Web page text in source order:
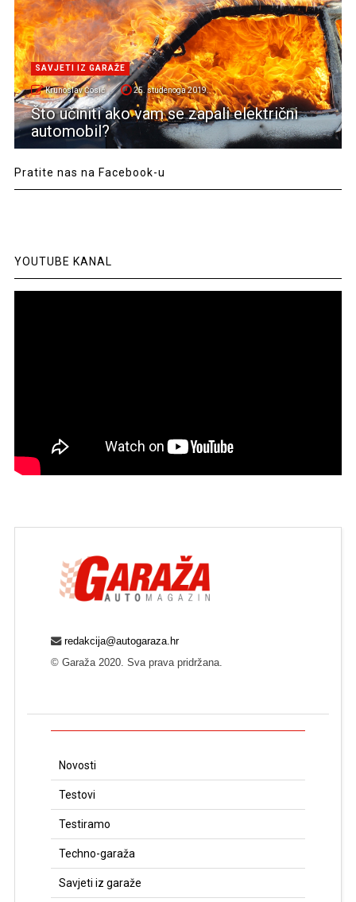
SAVJETI IZ GARAŽE
Krunoslav Ćosić 25. studenoga 2019.
Što učiniti ako vam se zapali električni
automobil?
Pratite nas na Facebook-u
YOUTUBE KANAL
redakcija@autogaraza.hr
© Garaža 2020. Sva prava pridržana.
Novosti
Testovi
Testiramo
Techno-garaža
Savjeti iz garaže